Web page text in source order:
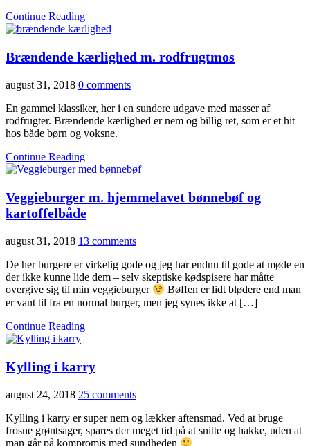
Continue Reading
Brændende kærlighed m. rodfrugtmos
august 31, 2018 0 comments
En gammel klassiker, her i en sundere udgave med masser af
rodfrugter. Brændende kærlighed er nem og billig ret, som er et hit
hos både børn og voksne.
Continue Reading
Veggieburger m. hjemmelavet bønnebøf og
kartoffelbåde
august 31, 2018 13 comments
De her burgere er virkelig gode og jeg har endnu til gode at møde en
der ikke kunne lide dem – selv skeptiske kødspisere har måtte
overgive sig til min veggieburger
Bøffen er lidt blødere end man
er vant til fra en normal burger, men jeg synes ikke at […]
Continue Reading
Kylling i karry
august 24, 2018 25 comments
Kylling i karry er super nem og lækker aftensmad. Ved at bruge
frosne grøntsager, spares der meget tid på at snitte og hakke, uden at
man går på kompromis med sundheden